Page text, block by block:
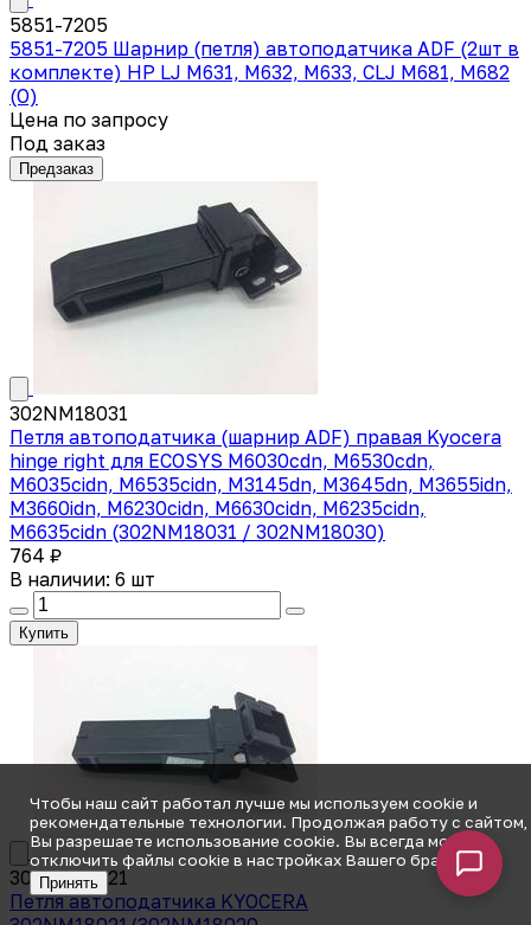
5851-7205
5851-7205 Шарнир (петля) автоподатчика ADF (2шт в
комплекте) HP LJ M631, M632, M633, CLJ M681, M682
(O)
Цена по запросу
Под заказ
Предзаказ
302NM18031
Петля автоподатчика (шарнир ADF) правая Kyocera
hinge right для ECOSYS M6030cdn, M6530cdn,
M6035cidn, M6535cidn, M3145dn, M3645dn, M3655idn,
M3660idn, M6230cidn, M6630cidn, M6235cidn,
M6635cidn (302NM18031 / 302NM18030)
764 ₽
В наличии: 6 шт
Купить
302NM18021
Петля автоподатчика KYOCERA
Чтобы наш сайт работал лучше мы используем cookie и
рекомендательные технологии. Продолжая работу с сайтом,
Вы разрешаете использование cookie. Вы всегда можете
отключить файлы cookie в настройках Вашего браузера.
Принять